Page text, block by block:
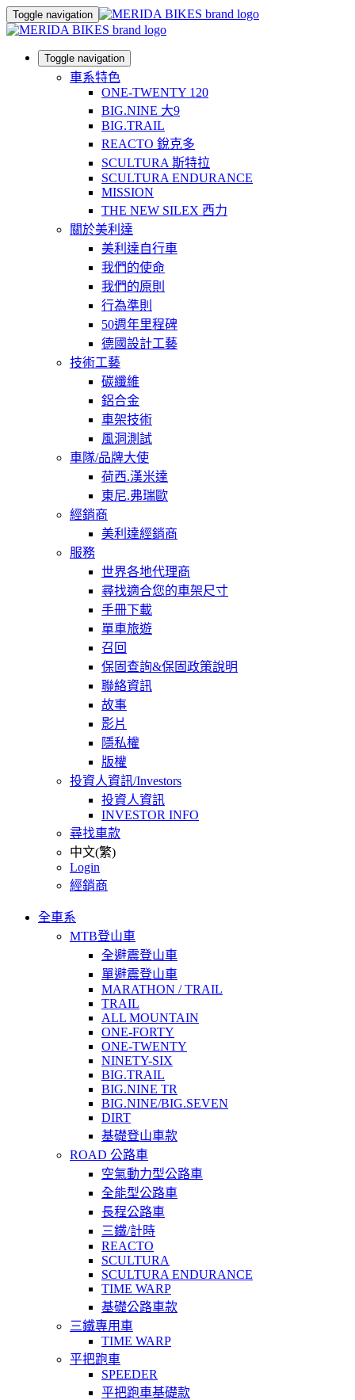
Toggle navigation
Toggle navigation
車系特色
ONE-TWENTY 120
BIG.NINE 大9
BIG.TRAIL
REACTO 銳克多
SCULTURA 斯特拉
SCULTURA ENDURANCE
MISSION
THE NEW SILEX 西力
關於美利達
美利達自行車
我們的使命
我們的原則
行為準則
50週年里程碑
德國設計工藝
技術工藝
碳纖維
鋁合金
車架技術
風洞測試
車隊/品牌大使
荷西.漢米達
東尼.弗瑞歐
經銷商
美利達經銷商
服務
世界各地代理商
尋找適合您的車架尺寸
手冊下載
單車旅遊
召回
保固查詢&保固政策說明
聯絡資訊
故事
影片
隱私權
版權
投資人資訊/Investors
投資人資訊
INVESTOR INFO
尋找車款
中文(繁)
Login
經銷商
全車系
MTB登山車
全避震登山車
單避震登山車
MARATHON / TRAIL
TRAIL
ALL MOUNTAIN
ONE-FORTY
ONE-TWENTY
NINETY-SIX
BIG.TRAIL
BIG.NINE TR
BIG.NINE/BIG.SEVEN
DIRT
基礎登山車款
ROAD 公路車
空氣動力型公路車
全能型公路車
長程公路車
三鐵/計時
REACTO
SCULTURA
SCULTURA ENDURANCE
TIME WARP
基礎公路車款
三鐵專用車
TIME WARP
平把跑車
SPEEDER
平把跑車基礎款